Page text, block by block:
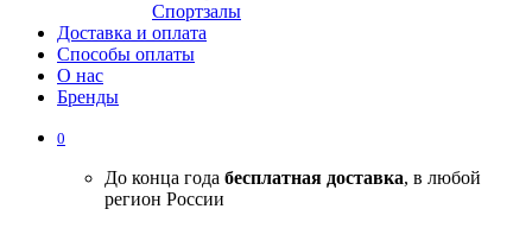
Спортзалы
Доставка и оплата
Способы оплаты
О нас
Бренды
0
До конца года бесплатная доставка, в любой
регион России